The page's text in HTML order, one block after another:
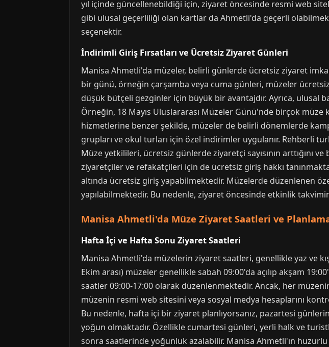
yıl içinde güncellenebildiği için, ziyaret öncesinde resmi web
gibi ulusal geçerliliği olan kartlar da Ahmetli'da geçerli
seçenektir.
İndirimli Giriş Fırsatları ve Ücretsiz Ziyaret Günleri
Manisa Ahmetli'da müzeler, belirli günlerde ücretsiz ziyaret
bir günü, örneğin çarşamba veya cuma günleri, müzeler
düşük bütçeli gezginler için büyük bir avantajdır. Ayrıca,
Örneğin, 18 Mayıs Uluslararası Müzeler Günü'nde birçok müze
hizmetlerine benzer şekilde, müzeler de belirli dönemlerde
grupları ve okul turları için özel indirimler uygulanır. Rehberli
Müze yetkilileri, ücretsiz günlerde ziyaretçi sayısının arttığını
ziyaretçiler ve refakatçileri için de ücretsiz giriş hakkı
altında ücretsiz giriş yapabilmektedir. Müzelerde düzenlenen
yapılabilmektedir. Bu nedenle, ziyaret öncesinde etkinlik
Manisa Ahmetli'da Müze Ziyaret Saatleri ve
Hafta İçi ve Hafta Sonu Ziyaret Saatleri
Manisa Ahmetli'da müzelerin ziyaret saatleri, genellikle yaz ve
Ekim arası) müzeler genellikle sabah 09:00'da açılıp akşam
saatler 09:00-17:00 olarak düzenlenmektedir. Ancak, her
müzenin resmi web sitesini veya sosyal medya hesaplarını
Bu nedenle, hafta içi bir ziyaret planlıyorsanız, pazartesi
yoğun olmaktadır. Özellikle cumartesi günleri, yerli halk ve
sonra saatlerinde yoğunluk azalabilir. Manisa Ahmetli'ın